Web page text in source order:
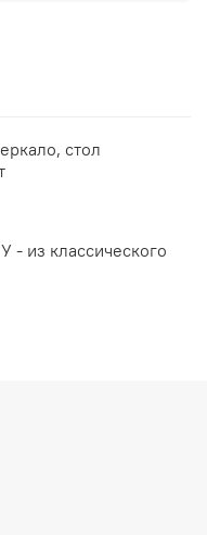
стол
- из классического
мм